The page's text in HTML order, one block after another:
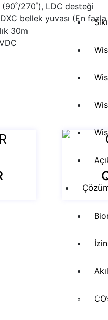
270˚), LDC desteği
bellek yuvası (En
30m
ekibimiz, güvenliği